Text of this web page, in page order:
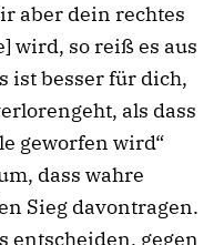
aber dein rechtes
wird, so reiß es aus
ist besser für dich,
als dass
geworfen wird“
dass wahre
Sieg davontragen.
entscheiden, gegen